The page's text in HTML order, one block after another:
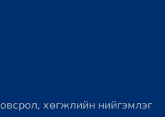
хөгжлийн нийгэмлэг